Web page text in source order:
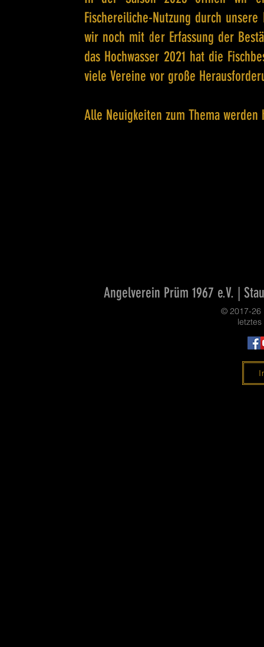
Fischereiliche-Nutzung durch
wir noch mit der Erfassung der
das Hochwasser 2021 hat die
viele Vereine vor große
Alle Neuigkeiten zum Thema
Angelverein Prüm 1967 e.V. |
© 2017-26